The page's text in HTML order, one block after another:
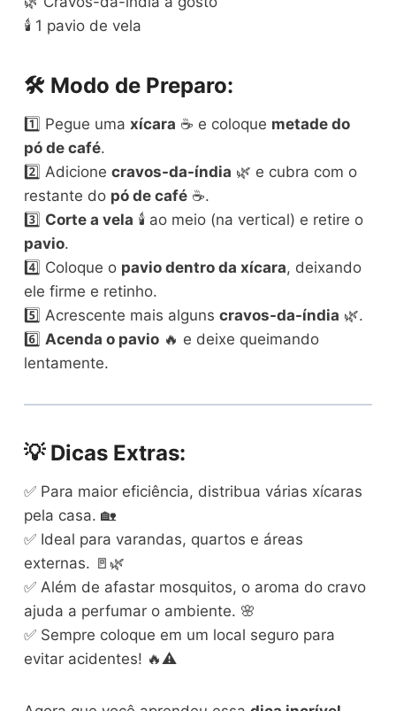
🕯️ 1 pavio de vela
🛠️ Modo de Preparo:
1️⃣ Pegue uma xícara ☕ e coloque metade do
pó de café.
2️⃣ Adicionecravos-da-índia 🌿 e cubra com o
restante do pó de café ☕.
3️⃣ Corte a vela 🕯️ ao meio (na vertical) e retire o
pavio.
4️⃣ Coloque o pavio dentro da xícara, deixando
ele firme e retinho.
5️⃣ Acrescente mais algunscravos-da-índia 🌿.
6️⃣ Acenda o pavio 🔥 e deixe queimando
lentamente.
💡 Dicas Extras:
✅ Para maior eficiência, distribua várias xícaras
pela casa. 🏡
✅ Ideal para varandas, quartos e áreas
externas. 🚪🌿
✅ Além de afastar mosquitos, o aroma do cravo
ajuda a perfumar o ambiente. 🌸
✅ Sempre coloque em um local seguro para
evitar acidentes! 🔥⚠️